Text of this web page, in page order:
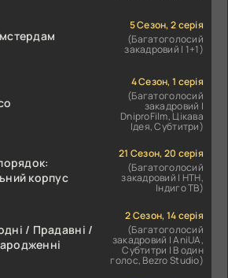
5 Сезон, 2 серія
(Багатоголосий
закадровий | 1+1)
4 Сезон, 1 серія
(Багатоголосий
закадровий |
DniproFilm, Цікава
Ідея, Субтитри)
корпус
21 Сезон, 20 серія
(Багатоголосий
закадровий | НТН,
Індиго ТВ)
/ Прадавні /
2 Сезон, 14 серія
(Багатоголосий
закадровий | AniUA,
Субтитри | В один
голос, Bezro Studio)